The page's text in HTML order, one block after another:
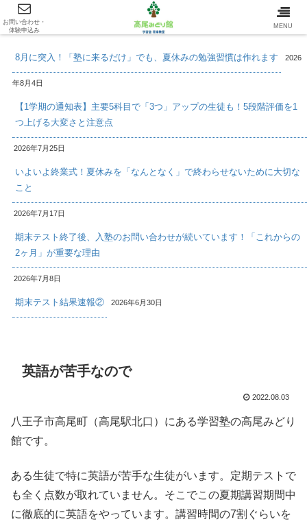
最新情報/INFOMATION
8月に突入！「塾に来るだけ」でも、夏休みの勉強習慣は作れます 2026
年8月4日
【1学期の通知表】主要5科目で「3つ」アップの生徒も！5段階評価を1
つ上げる大変さと注意点
2026年7月25日
いよいよ終業式！夏休みを「なんとなく」で終わらせないために大切な
こと
2026年7月17日
期末テスト終了後、入塾のお問い合わせが続いています！「これからの
2ヶ月」が重要な理由
2026年7月8日
期末テスト結果速報② 2026年6月30日
英語が苦手なので
2022.08.03
八王子市高尾町（高尾駅北口）にある学習塾の高尾みどり
館です。
ある生徒で特に英語が苦手な生徒がいます。定期テストで
も全く点数が取れていません。そこでこの夏期講習期間中
に徹底的に英語をやっています。講習時間の7割ぐらいを
お問い合わせ・
体験申込み
MENU